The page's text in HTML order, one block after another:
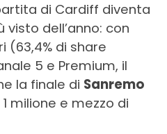
di Cardiff diventa
visto dell’anno: con
di share
5 e Premium, il
la finale di Sanremo
milione e mezzo di